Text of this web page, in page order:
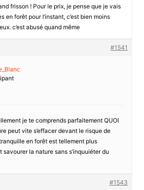
frisson ! Pour le prix, je pense que je vais
en forêt pour l’instant, c’est bien moins
c’est abusé quand même
#1541
je te comprends parfaitement QUOI
peut vite s’effacer devant le risque de
en forêt est tellement plus
la nature sans s’inquuiéter du
#1543